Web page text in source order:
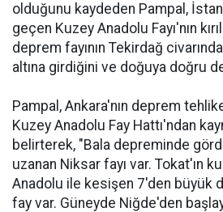
olduğunu kaydeden Pampal,
geçen Kuzey Anadolu Fayı'nın
deprem fayının Tekirdağ
altına girdiğini ve doğuya doğru
Pampal, Ankara'nın deprem
Kuzey Anadolu Fay Hattı'ndan
belirterek, "Bala depreminde
uzanan Niksar fayı var. Tokat'ın
Anadolu ile kesişen 7'den büyük
fay var. Güneyde Niğde'den